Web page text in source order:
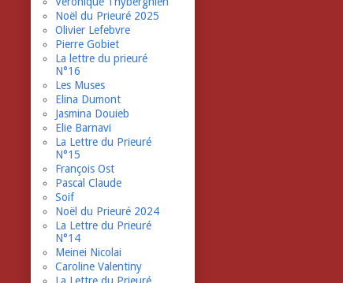
Noël du Prieuré 2025
Olivier Lefebvre
Pierre Gobiet
La lettre du prieuré
N°16
Les Muses
Elina Dumont
Jasmina Douieb
Elie Barnavi
La Lettre du Prieuré
N°15
François Ost
Pascal Claude
Soif
Noël du Prieuré 2024
La Lettre du Prieuré
N°14
Meinei Nicolai
Caroline Valentiny